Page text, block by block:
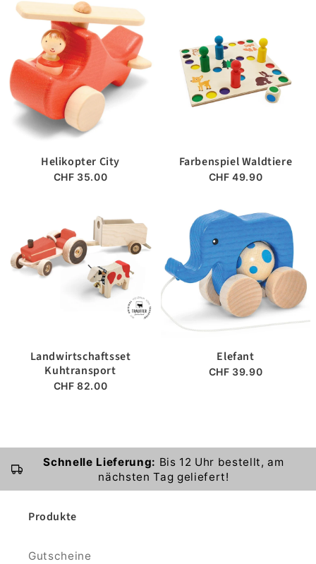
Helikopter City
CHF 35.00
Farbenspiel Waldtiere
CHF 49.90
Landwirtschaftsset
Kuhtransport
CHF 82.00
Elefant
CHF 39.90
Schnelle Lieferung: Bis 12 Uhr bestellt, am
nächsten Tag geliefert!
Produkte
Gutscheine